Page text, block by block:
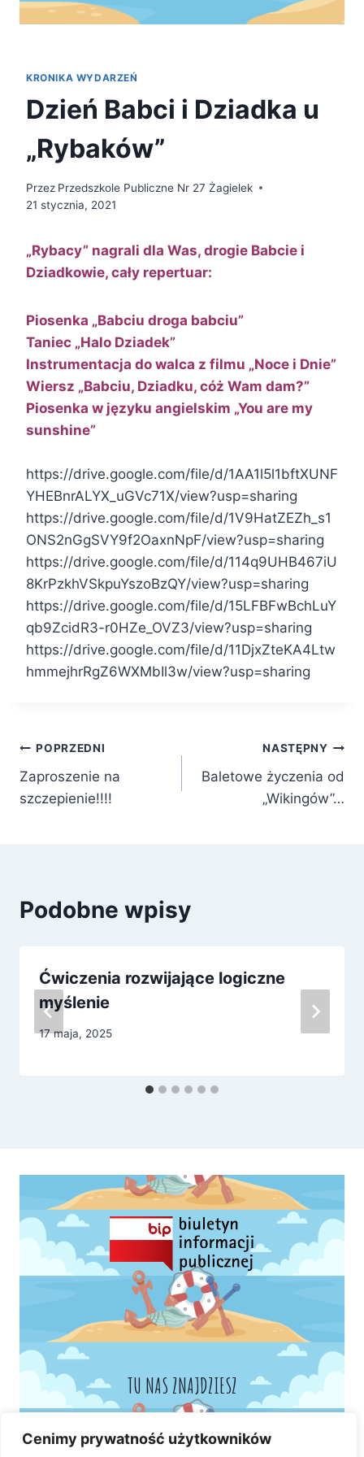
Cenimy prywatność użytkowników
KRONIKA WYDARZEŃ
Dzień Babci i Dziadka u
„Rybaków”
Przez Przedszkole Publiczne Nr 27 Żagielek
21 stycznia, 2021
„Rybacy” nagrali dla Was, drogie Babcie i
Dziadkowie, cały repertuar:
Piosenka „Babciu droga babciu”
Taniec „Halo Dziadek”
Instrumentacja do walca z filmu „Noce i Dnie”
Wiersz „Babciu, Dziadku, cóż Wam dam?”
Piosenka w języku angielskim „You are my
sunshine”
https://drive.google.com/file/d/1AA1l5l1bftXUNF
YHEBnrALYX_uGVc71X/view?usp=sharing
https://drive.google.com/file/d/1V9HatZEZh_s1
ONS2nGgSVY9f2OaxnNpF/view?usp=sharing
https://drive.google.com/file/d/114q9UHB467iU
8KrPzkhVSkpuYszoBzQY/view?usp=sharing
https://drive.google.com/file/d/15LFBFwBchLuY
qb9ZcidR3-r0HZe_OVZ3/view?usp=sharing
https://drive.google.com/file/d/11DjxZteKA4Ltw
hmmejhrRgZ6WXMbIl3w/view?usp=sharing
Nawigacja
wpisu
POPRZEDNI
Zaproszenie na
szczepienie!!!!
NASTĘPNY
Baletowe życzenia od
„Wikingów”…
Podobne wpisy
Ćwiczenia rozwijające logiczne
myślenie
17 maja, 2025
TU NAS ZNAJDZIESZ